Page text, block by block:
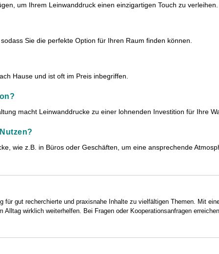
um Ihrem Leinwanddruck einen einzigartigen Touch zu verleihen.
Sie die perfekte Option für Ihren Raum finden können.
Hause und ist oft im Preis inbegriffen.
macht Leinwanddrucke zu einer lohnenden Investition für Ihre
wie z.B. in Büros oder Geschäften, um eine ansprechende
für gut recherchierte und praxisnahe Inhalte zu vielfältigen Themen. Mit
wirklich weiterhelfen. Bei Fragen oder Kooperationsanfragen